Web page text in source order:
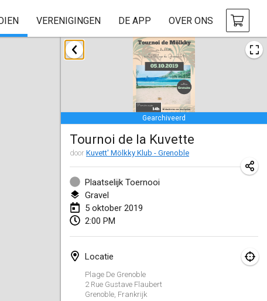
VERENIGINGEN DE APP OVER ONS
Gearchiveerd
Tournoi de la Kuvette
door Kuvett' Mölkky Klub - Grenoble
Plaatselijk Toernooi
Gravel
5 oktober 2019
2:00 PM
Locatie
Plage De Grenoble
2 Rue Gustave Flaubert
Grenoble, Frankrijk
januari 2019
New Year's Throw Mölkky
1 jan. 2019
Tournoi Mixte ASPTTOM
20 jan. 2019| Frankrijk
Tournoi d'Hiver
26 jan. 2019|Frankrijk
Liekki Cup
26 jan. 2019
26 jan. 2019
februari 2019